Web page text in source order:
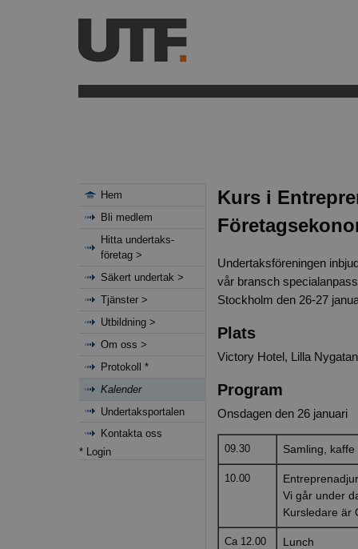
Kurs i
Undertaksföreningen
vår bransch
Stockholm den 26-27
Plats
Victory Hotel, Lilla
Program
Onsdagen den 26 januari
09.30 Samling,
10.00
Vi går under
Kursledare är
Ca 12.00 Lunch
Hem
Bli medlem
Hitta undertaks-
företag >
Säkert undertak >
Tjänster >
Utbildning >
Om oss >
Protokoll *
Kalender
Undertaksportalen
Kontakta oss
* Login